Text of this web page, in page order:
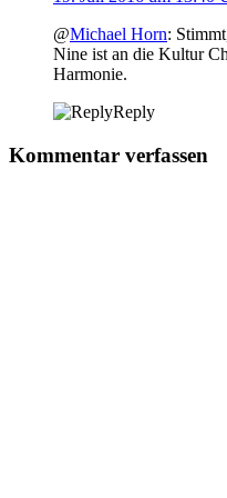
@Michael Horn:
Nine ist an die Kultur
Harmonie.
Reply
Kommentar verfassen